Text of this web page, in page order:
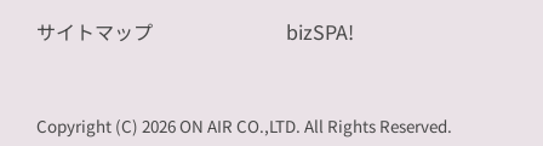
サイトマップ
bizSPA!
Copyright (C) 2026 ON AIR CO.,LTD. All Rights Reserved.